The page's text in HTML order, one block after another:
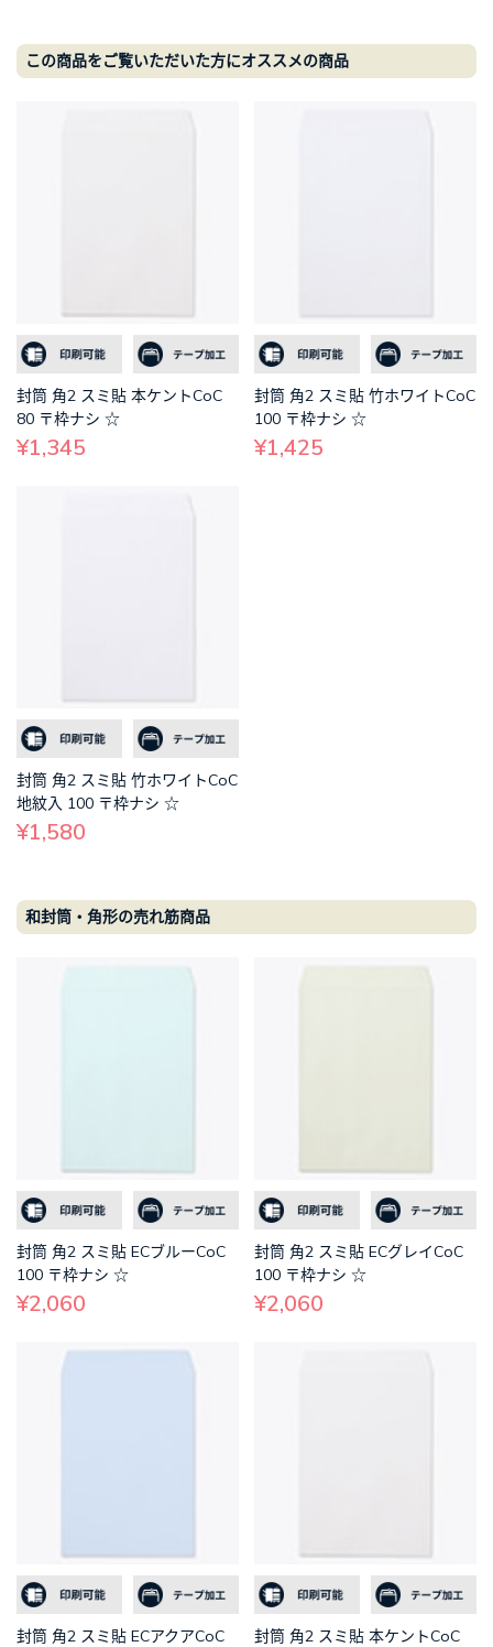
この商品をご覧いただいた方にオススメの商品
封筒 角2 スミ貼 本ケントCoC
80 〒枠ナシ ☆
¥1,345
封筒 角2 スミ貼 竹ホワイトCoC
100 〒枠ナシ ☆
¥1,425
封筒 角2 スミ貼 竹ホワイトCoC
地紋入 100 〒枠ナシ ☆
¥1,580
和封筒・角形の売れ筋商品
封筒 角2 スミ貼 ECブルーCoC
100 〒枠ナシ ☆
¥2,060
封筒 角2 スミ貼 ECグレイCoC
100 〒枠ナシ ☆
¥2,060
封筒 角2 スミ貼 ECアクアCoC 封筒 角2 スミ貼 本ケントCoC